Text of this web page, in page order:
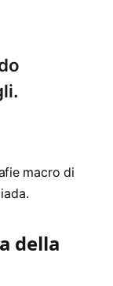
macro di
della